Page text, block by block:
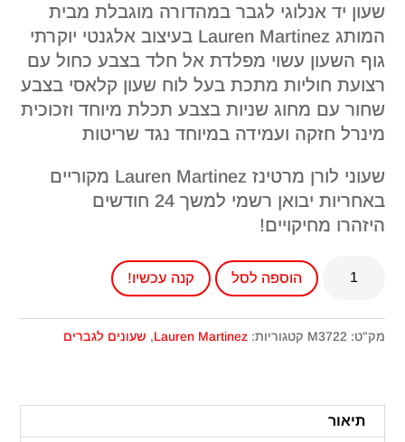
שעון יד אנלוגי לגבר במהדורה מוגבלת מבית
המותג Lauren Martinez בעיצוב אלגנטי יוקרתי
גוף השעון עשוי מפלדת אל חלד בצבע כחול עם
רצועת חוליות מתכת בעל לוח שעון קלאסי בצבע
שחור עם מחוג שניות בצבע תכלת מיוחד וזכוכית
מינרל חזקה ועמידה במיוחד נגד שריטות
שעוני לורן מרטינז Lauren Martinez מקוריים
באחריות יבואן רשמי למשך 24 חודשים
היזהרו מחיקויים!
לגבר
מהדורה
מוגבלת
הוספה לסל קנה עכשיו!
מק"ט: M3722 קטגוריות:Lauren Martinez
, שעונים לגברים
תיאור